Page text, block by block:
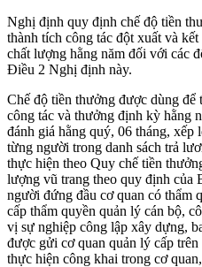
Nghị định quy định chế độ tiền
thành tích công tác đột xuất và
chất lượng hằng năm đối với các
Điều 2 Nghị định này.
Chế độ tiền thưởng được dùng để
công tác và thưởng định kỳ hằng
đánh giá hằng quý, 06 tháng, xếp
từng người trong danh sách trả
thực hiện theo Quy chế tiền
lượng vũ trang theo quy định của
người đứng đầu cơ quan có thẩm
cấp thẩm quyền quản lý cán bộ,
vị sự nghiệp công lập xây dựng,
được gửi cơ quan quản lý cấp
thực hiện công khai trong cơ